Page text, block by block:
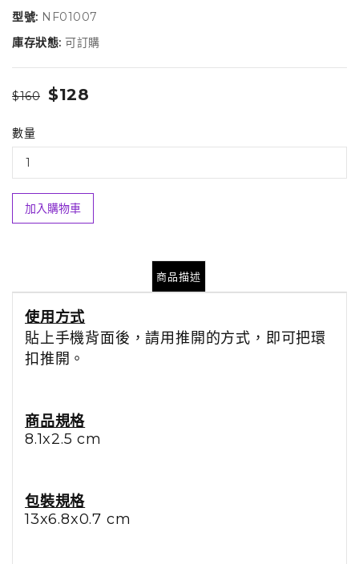
型號: NF01007
庫存狀態: 可訂購
$160 $128
數量
加入購物車
商品描述
使用方式
貼上手機背面後，請用推開的方式，即可把環
扣推開。
商品規格
8.1x2.5 cm
包裝規格
13x6.8x0.7 cm